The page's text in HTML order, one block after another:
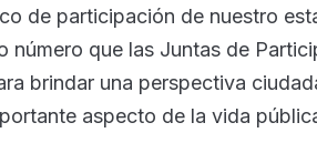
de participación de nuestro
número que las Juntas de
brindar una perspectiva
aspecto de la vida